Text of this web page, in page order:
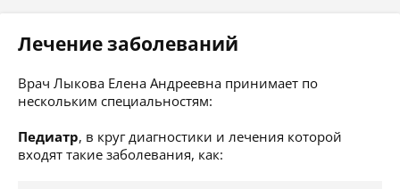
Лечение заболеваний
Врач Лыкова Елена Андреевна принимает по
нескольким специальностям:
Педиатр, в круг диагностики и лечения которой
входят такие заболевания, как: